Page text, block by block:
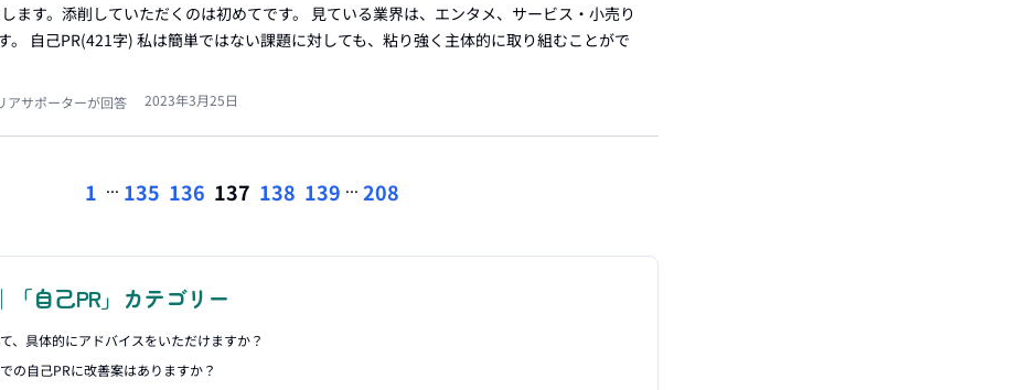
ます。添削していただくのは初めてです。 見ている業界は、エンタメ、サービス・小売り
。 自己PR(421字) 私は簡単ではない課題に対しても、粘り強く主体的に取り組むことがで
アサポーターが回答 2023年3月25日
1 ... 135 136 137 138 139 ... 208
「自己PR」カテゴリー
、具体的にアドバイスをいただけますか？
の自己PRに改善案はありますか？